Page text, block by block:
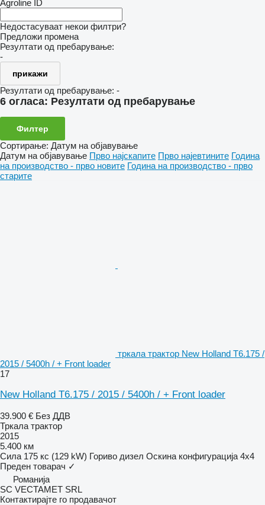
Agroline ID
Недостасуваат некои филтри?
Предложи промена
Резултати од пребарување:
-
прикажи
Резултати од пребарување: -
6 огласа: Резултати од пребарување
Филтер
Сортирање: Датум на објавување
Датум на објавување Прво најскапите Прво најевтините Година
на производство - прво новите Година на производство - прво
старите
тркала трактор New Holland T6.175 /
2015 / 5400h / + Front loader
17
New Holland T6.175 / 2015 / 5400h / + Front loader
39.900 € Без ДДВ
Тркала трактор
2015
5.400 км
Сила 175 кс (129 kW) Гориво дизел Оскина конфигурација 4x4
Преден товарач ✓
Романија
SC VECTAMET SRL
Контактирајте го продавачот